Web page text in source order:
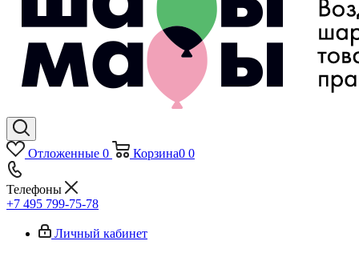
Отложенные 0 Корзина0 0
Телефоны
+7 495 799-75-78
Личный кабинет